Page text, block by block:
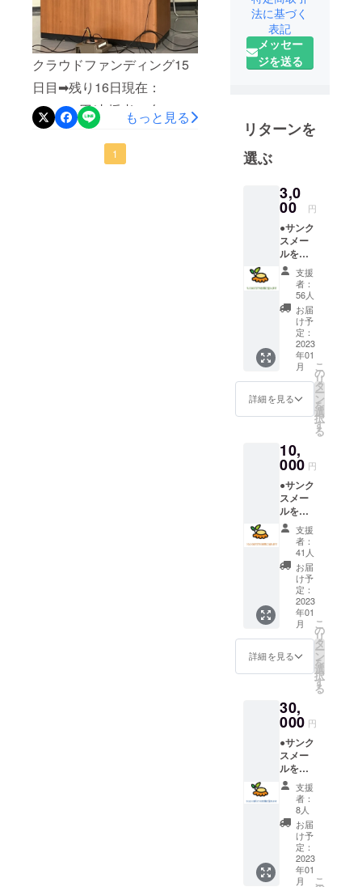
クラウドファンディング15
日目➡残り16日現在：
515,000円/支援者49名➡100
万円目標15日目となり折り
返し地点まで走ってきまし
もっと見る
1
法に基づく
表記
メッセー
ジを送る
リターンを
選ぶ
3,0
00 円
●サンク
スメー
ルをお
送りし
ます。
●皆様の
ご支援
の成果
をご報
告しま
す。 ●
領収書
をお送
りしま
す。 ※
当法人
NPO法
人で
す。
当法人
へのご
寄付は
税制優
遇の対
象とな
りま
す。
確定申
告に間
に合う
よう
に、1月
末頃領
す。
支援
者：
56人
お届
け予
定：
2023
年01
月
詳細を見る
こ
の
リ
タ
ー
ン
を
選
択
す
る
10,
000 円
●サンク
スメー
ルをお
送りし
ます。
●皆様の
ご支援
の成果
をご報
告しま
す。 ●
領収書
をお送
りしま
す。 ※
当法人
NPO法
人で
す。
当法人
へのご
寄付は
税制優
遇の対
象とな
りま
す。
確定申
告に間
に合う
支援
者：
41人
お届
け予
定：
2023
年01
月
詳細を見る
こ
の
リ
タ
ー
ン
を
選
択
す
る
30,
000 円
●サンク
スメー
ルをお
送りし
ます。
●皆様の
ご支援
の成果
をご報
告しま
す。 ●
支援
者：
8人
お届
け予
定：
2023
年01
月
こ